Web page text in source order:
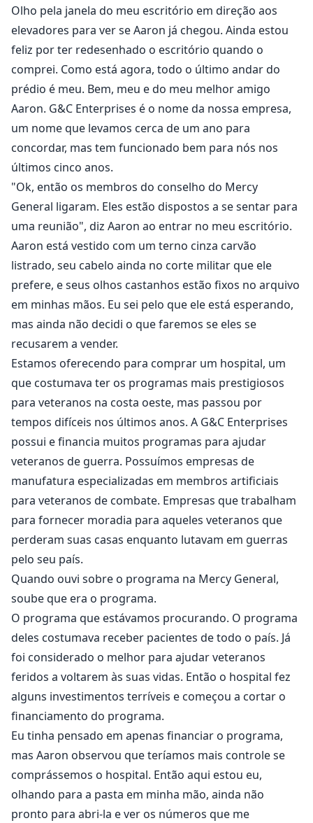
Olho pela janela do meu escritório em direção aos
elevadores para ver se Aaron já chegou. Ainda estou
feliz por ter redesenhado o escritório quando o
comprei. Como está agora, todo o último andar do
prédio é meu. Bem, meu e do meu melhor amigo
Aaron. G&C Enterprises é o nome da nossa empresa,
um nome que levamos cerca de um ano para
concordar, mas tem funcionado bem para nós nos
últimos cinco anos.
"Ok, então os membros do conselho do Mercy
General ligaram. Eles estão dispostos a se sentar para
uma reunião", diz Aaron ao entrar no meu escritório.
Aaron está vestido com um terno cinza carvão
listrado, seu cabelo ainda no corte militar que ele
prefere, e seus olhos castanhos estão fixos no arquivo
em minhas mãos. Eu sei pelo que ele está esperando,
mas ainda não decidi o que faremos se eles se
recusarem a vender.
Estamos oferecendo para comprar um hospital, um
que costumava ter os programas mais prestigiosos
para veteranos na costa oeste, mas passou por
tempos difíceis nos últimos anos. A G&C Enterprises
possui e financia muitos programas para ajudar
veteranos de guerra. Possuímos empresas de
manufatura especializadas em membros artificiais
para veteranos de combate. Empresas que trabalham
para fornecer moradia para aqueles veteranos que
perderam suas casas enquanto lutavam em guerras
pelo seu país.
Quando ouvi sobre o programa na Mercy General,
soube que era o programa.
O programa que estávamos procurando. O programa
deles costumava receber pacientes de todo o país. Já
foi considerado o melhor para ajudar veteranos
feridos a voltarem às suas vidas. Então o hospital fez
alguns investimentos terríveis e começou a cortar o
financiamento do programa.
Eu tinha pensado em apenas financiar o programa,
mas Aaron observou que teríamos mais controle se
comprássemos o hospital. Então aqui estou eu,
olhando para a pasta em minha mão, ainda não
pronto para abri-la e ver os números que me